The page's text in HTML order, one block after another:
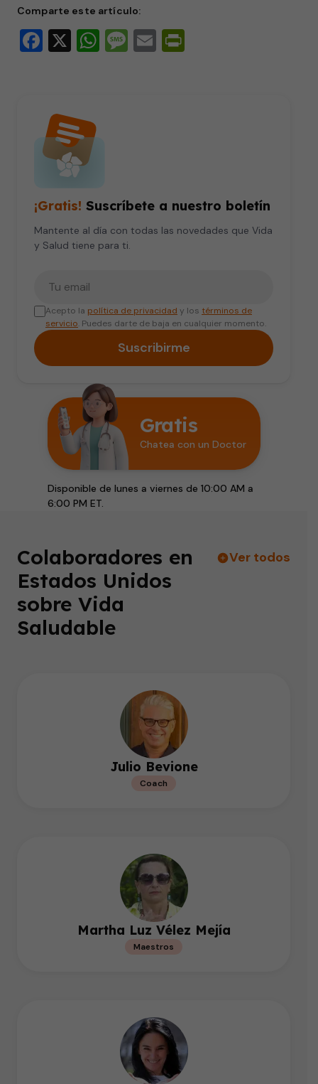
Comparte este artículo:
Facebook
X WhatsApp
Message
Email
¡Gratis! Suscríbete a nuestro boletín
Mantente al día con todas las novedades que Vida
y Salud tiene para ti.
Acepto la política de privacidad y los términos de
servicio. Puedes darte de baja en cualquier momento.
Suscribirme
Gratis
Chatea con un Doctor
Disponible de lunes a viernes de 10:00 AM a
6:00 PM ET.
Colaboradores en
Estados Unidos
sobre Vida
Saludable
Ver todos
Julio Bevione
Coach
Martha Luz Vélez Mejía
Maestros